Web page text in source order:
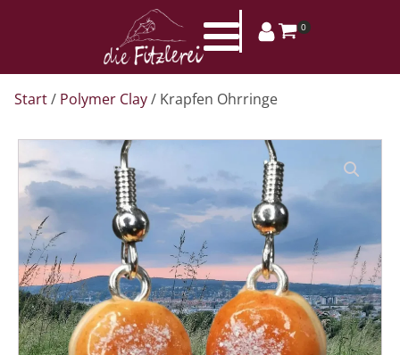
0
Start/ Polymer Clay/ Krapfen Ohrringe